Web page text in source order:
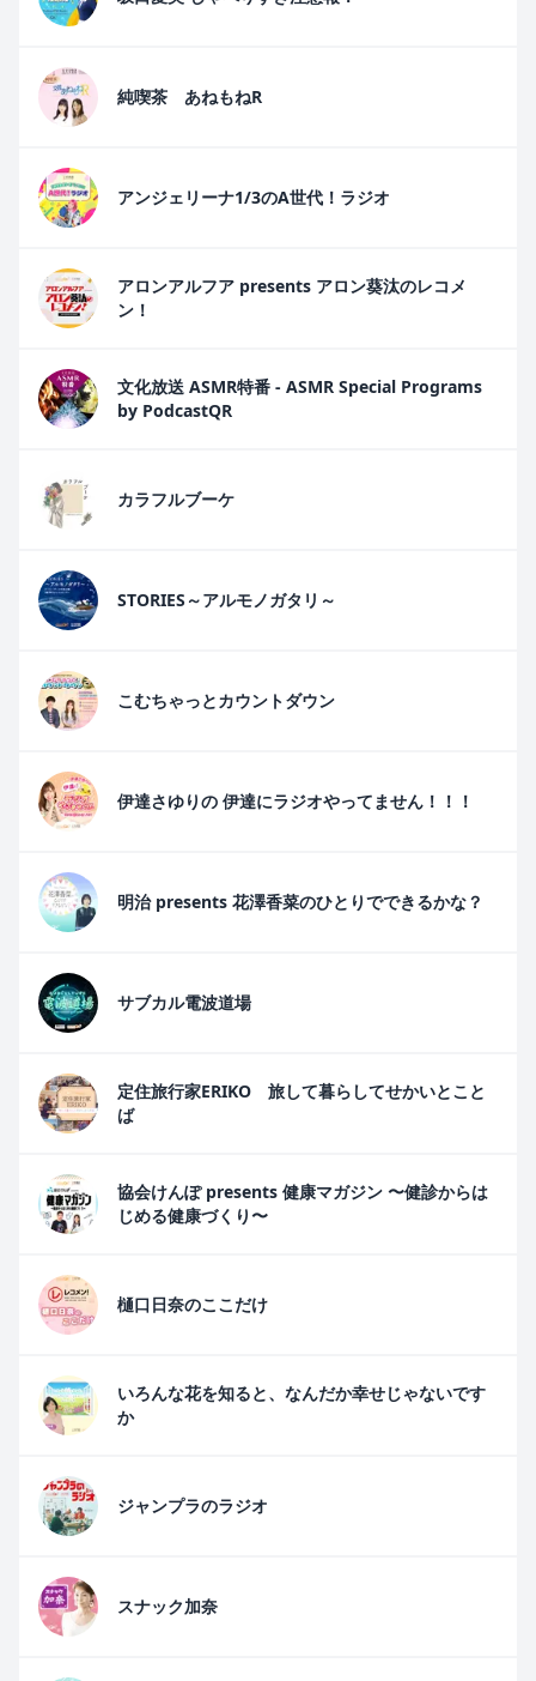
純喫茶 あねもねR
アンジェリーナ1/3のA世代！ラジオ
アロンアルフア presents アロン葵汰のレコメ
ン！
文化放送 ASMR特番 - ASMR Special Programs
by PodcastQR
カラフルブーケ
STORIES～アルモノガタリ～
こむちゃっとカウントダウン
伊達さゆりの 伊達にラジオやってません！！！
明治 presents 花澤香菜のひとりでできるかな？
サブカル電波道場
定住旅行家ERIKO 旅して暮らしてせかいとこと
ば
協会けんぽ presents 健康マガジン 〜健診からは
じめる健康づくり〜
樋口日奈のここだけ
いろんな花を知ると、なんだか幸せじゃないです
か
ジャンプラのラジオ
スナック加奈